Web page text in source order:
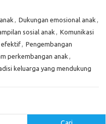
, Dukungan emosional anak ,
sosial anak , Komunikasi
efektif, Pengembangan
perkembangan anak ,
keluarga yang mendukung